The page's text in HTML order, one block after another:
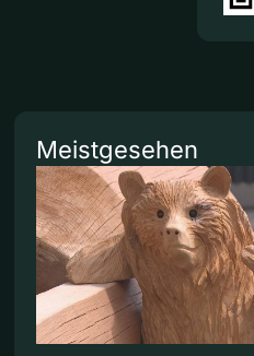
Meistgesehen